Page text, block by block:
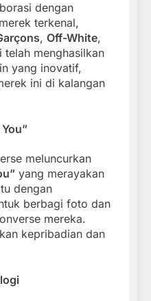
dengan
terkenal,
, Off-White,
telah menghasilkan
yang inovatif,
ini di kalangan
meluncurkan
yang merayakan
dengan
berbagi foto dan
mereka.
kepribadian dan